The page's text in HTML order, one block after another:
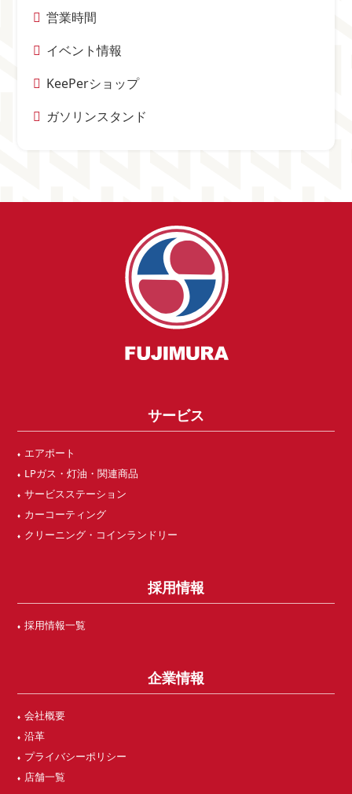
営業時間
イベント情報
KeePerショップ
ガソリンスタンド
サービス
エアポート
LPガス・灯油・関連商品
サービスステーション
カーコーティング
クリーニング・コインランドリー
採用情報
採用情報一覧
企業情報
会社概要
沿革
プライバシーポリシー
店舗一覧